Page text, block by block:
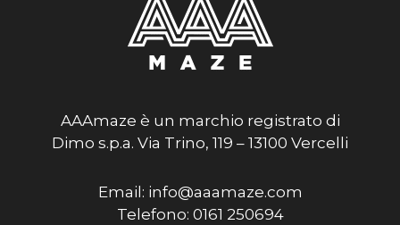
AAAmaze è un marchio registrato di
Dimo s.p.a. Via Trino, 119 – 13100 Vercelli
Email: info@aaamaze.com
Telefono: 0161 250694